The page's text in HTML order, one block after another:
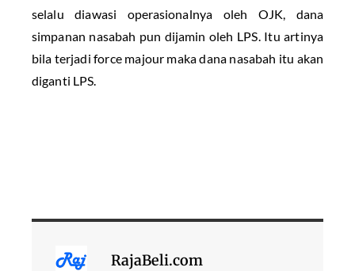
selalu diawasi operasionalnya oleh OJK, dana
simpanan nasabah pun dijamin oleh LPS. Itu artinya
bila terjadi force majour maka dana nasabah itu akan
diganti LPS.
RajaBeli.com